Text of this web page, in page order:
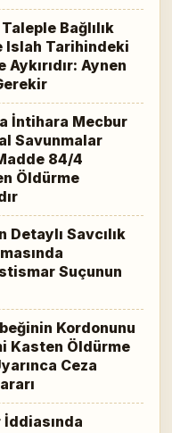
Bağlılık
Islah Tarihindeki
Aynen
İntihara Mecbur
Savunmalar
84/4
Öldürme
Savcılık
Suçunun
Kordonunu
Kasten Öldürme
Ceza
İddiasında